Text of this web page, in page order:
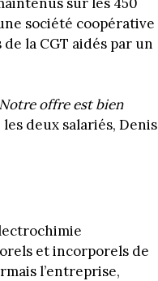
société coopérative
la CGT aidés par un
offre est bien
deux salariés, Denis
et incorporels de
l’entreprise,